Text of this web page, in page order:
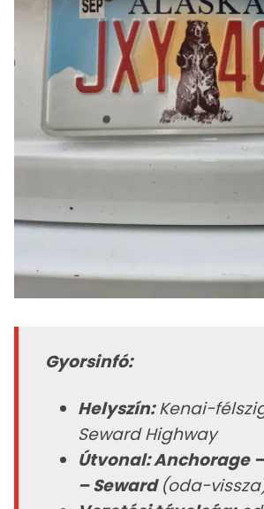
Gyorsinfó:
Helyszín:Kenai-
Seward Highway
Útvonal: Anchorage
– Seward(oda-